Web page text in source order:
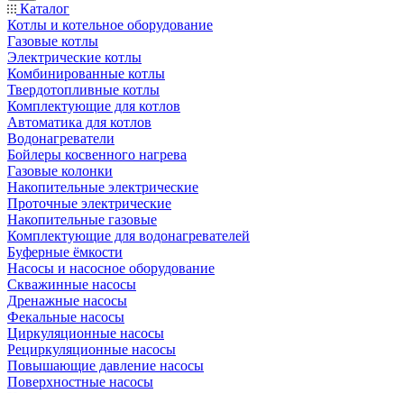
Каталог
Котлы и котельное оборудование
Газовые котлы
Электрические котлы
Комбинированные котлы
Твердотопливные котлы
Комплектующие для котлов
Автоматика для котлов
Водонагреватели
Бойлеры косвенного нагрева
Газовые колонки
Накопительные электрические
Проточные электрические
Накопительные газовые
Комплектующие для водонагревателей
Буферные ёмкости
Насосы и насосное оборудование
Скважинные насосы
Дренажные насосы
Фекальные насосы
Циркуляционные насосы
Рециркуляционные насосы
Повышающие давление насосы
Поверхностные насосы